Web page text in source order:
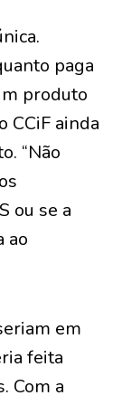
paga
produto
CCiF ainda
“Não
ou se a
ao
em
feita
Com a